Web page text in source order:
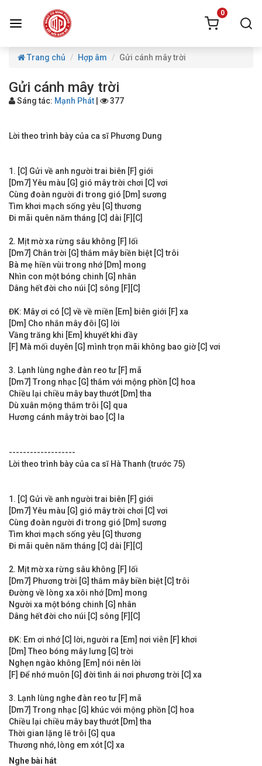
0
Trang chủ Hợp âm Gửi cánh mây trời
Gửi cánh mây trời
Sáng tác: Mạnh Phát 377
Lời theo trình bày của ca sĩ Phương Dung
1. [C] Gửi về anh người trai biên [F] giới
[Dm7] Yêu màu [G] gió mây trời chơi [C] vơi
Cùng đoàn người đi trong gió [Dm] sương
Tìm khơi mạch sống yêu [G] thương
Đi mãi quên năm tháng [C] dài [F][C]
2. Mịt mờ xa rừng sâu không [F] lối
[Dm7] Chân trời [G] thắm mây biền biệt [C] trôi
Bà mẹ hiền vùi trong nhớ [Dm] mong
Nhìn con một bóng chinh [G] nhân
Dâng hết đời cho núi [C] sông [F][C]
ĐK: Mây ơi có [C] về về miền [Em] biên giới [F] xa
[Dm] Cho nhắn mây đôi [G] lời
Vầng trăng khi [Em] khuyết khi đầy
[F] Mà mối duyên [G] mình trọn mãi không bao giờ [C] vơi
3. Lạnh lùng nghe đàn reo tư [F] mã
[Dm7] Trong nhạc [G] thắm với mộng phồn [C] hoa
Chiều lại chiều mây bay thướt [Dm] tha
Dù xuân mộng thắm trôi [G] qua
Hương cánh mây trời bao [C] la
-------------------
Lời theo trình bày của ca sĩ Hà Thanh (trước 75)
1. [C] Gửi về anh người trai biên [F] giới
[Dm7] Yêu màu [G] gió mây trời chơi [C] vơi
Cùng đoàn người đi trong gió [Dm] sương
Tìm khơi mạch sống yêu [G] thương
Đi mãi quên năm tháng [C] dài [F][C]
2. Mịt mờ xa rừng sâu không [F] lối
[Dm7] Phương trời [G] thắm mây biền biệt [C] trôi
Đường về lòng xa xôi nhớ [Dm] mong
Người xa một bóng chinh [G] nhân
Dâng hết đời cho núi [C] sông [F][C]
ĐK: Em ơi nhớ [C] lời, người ra [Em] nơi viễn [F] khơi
[Dm] Theo bóng mây lưng [G] trời
Nghẹn ngào không [Em] nói nên lời
[F] Để nhớ muôn [G] đời tình ái nơi phương trời [C] xa
3. Lạnh lùng nghe đàn reo tư [F] mã
[Dm7] Trong nhạc [G] khúc với mộng phồn [C] hoa
Chiều lại chiều mây bay thướt [Dm] tha
Thời gian lặng lẽ trôi [G] qua
Thương nhớ, lòng em xót [C] xa
Nghe bài hát